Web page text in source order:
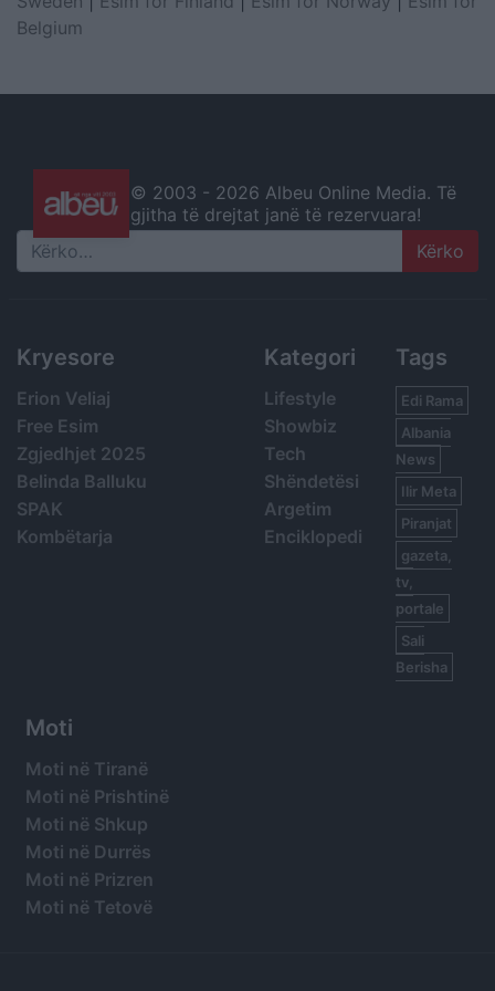
Belgium
© 2003 - 2026 Albeu Online Media. Të
gjitha të drejtat janë të rezervuara!
Search
Kryesore
Erion Veliaj
Free Esim
Zgjedhjet 2025
Belinda Balluku
SPAK
Kombëtarja
Kategori
Lifestyle
Showbiz
Tech
Shëndetësi
Argetim
Enciklopedi
Tags
Edi Rama
Albania
News
Ilir Meta
Piranjat
gazeta,
tv,
portale
Sali
Berisha
Moti
Moti në Tiranë
Moti në Prishtinë
Moti në Shkup
Moti në Durrës
Moti në Prizren
Moti në Tetovë